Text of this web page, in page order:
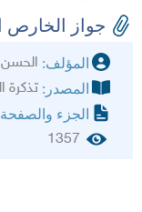
جواز الخارص
المؤلف:
المصدر: تذكرة
الجزء
1357